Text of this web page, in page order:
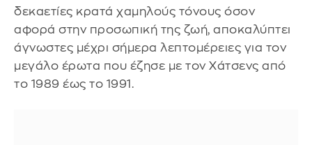
δεκαετίες κρατά χαμηλούς τόνους όσον
αφορά στην προσωπική της ζωή, αποκαλύπτει
άγνωστες μέχρι σήμερα λεπτομέρειες για τον
μεγάλο έρωτα που έζησε με τον Χάτσενς από
το 1989 έως το 1991.